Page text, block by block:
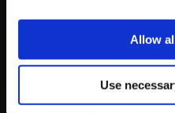
Allow
Use